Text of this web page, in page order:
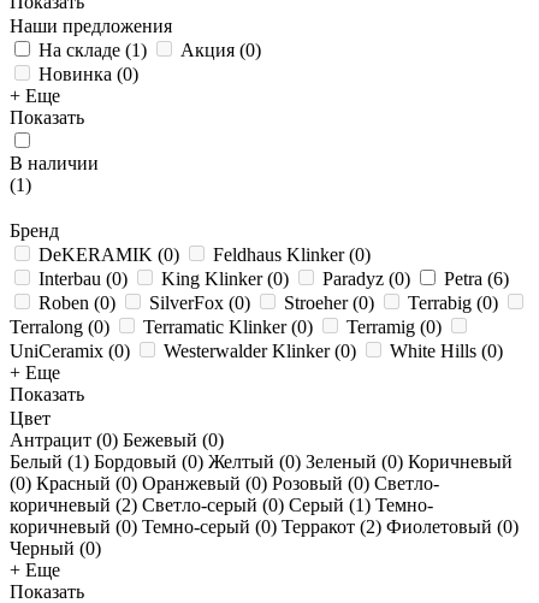
Наши предложения
На складе (1) Акция (0)
Новинка (0)
+ Еще
Показать
В наличии
(1)
Бренд
DeKERAMIK (0) Feldhaus Klinker(0)
Interbau (0) King Klinker(0) Paradyz (0) Petra (6)
Roben (0) SilverFox (0) Stroeher(0) Terrabig (0)
Terralong (0) Terramatic Klinker(0) Terramig (0)
UniCeramix (0) Westerwalder Klinker(0) White Hills (0)
+ Еще
Показать
Цвет
Антрацит (0) Бежевый (0)
Белый (1) Бордовый (0) Желтый (0) Зеленый (0) Коричневый
(0) Красный (0) Оранжевый (0) Розовый (0) Светло-
коричневый (2) Светло-серый (0) Серый (1) Темно-
коричневый (0) Темно-серый (0) Терракот (2) Фиолетовый (0)
Черный (0)
+ Еще
Показать